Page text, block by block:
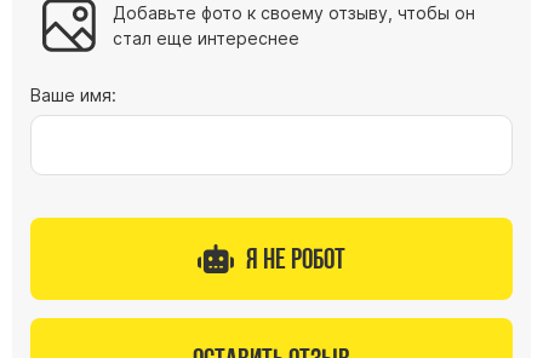
Венки
Кресты
Распятие
Добавьте фото к своему отзыву, чтобы он
стал еще интереснее
Ваше имя:
Я не робот